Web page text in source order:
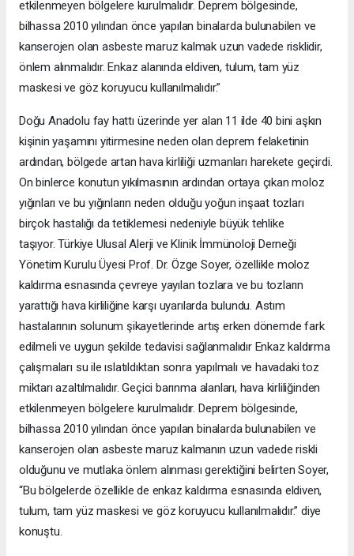
etkilenmeyen bölgelere kurulmalıdır. Deprem bölgesinde,
bilhassa 2010 yılından önce yapılan binalarda bulunabilen ve
kanserojen olan asbeste maruz kalmak uzun vadede risklidir,
önlem alınmalıdır. Enkaz alanında eldiven, tulum, tam yüz
maskesi ve göz koruyucu kullanılmalıdır.”
Doğu Anadolu fay hattı üzerinde yer alan 11 ilde 40 bini aşkın
kişinin yaşamını yitirmesine neden olan deprem felaketinin
ardından, bölgede artan hava kirliliği uzmanları harekete geçirdi.
On binlerce konutun yıkılmasının ardından ortaya çıkan moloz
yığınları ve bu yığınların neden olduğu yoğun inşaat tozları
birçok hastalığı da tetiklemesi nedeniyle büyük tehlike
taşıyor. Türkiye Ulusal Alerji ve Klinik İmmünoloji Derneği
Yönetim Kurulu Üyesi Prof. Dr. Özge Soyer, özellikle moloz
kaldırma esnasında çevreye yayılan tozlara ve bu tozların
yarattığı hava kirliliğine karşı uyarılarda bulundu. Astım
hastalarının solunum şikayetlerinde artış erken dönemde fark
edilmeli ve uygun şekilde tedavisi sağlanmalıdır Enkaz kaldırma
çalışmaları su ile ıslatıldıktan sonra yapılmalı ve havadaki toz
miktarı azaltılmalıdır. Geçici barınma alanları, hava kirliliğinden
etkilenmeyen bölgelere kurulmalıdır. Deprem bölgesinde,
bilhassa 2010 yılından önce yapılan binalarda bulunabilen ve
kanserojen olan asbeste maruz kalmanın uzun vadede riskli
olduğunu ve mutlaka önlem alınması gerektiğini belirten Soyer,
“Bu bölgelerde özellikle de enkaz kaldırma esnasında eldiven,
tulum, tam yüz maskesi ve göz koruyucu kullanılmalıdır.” diye
konuştu.